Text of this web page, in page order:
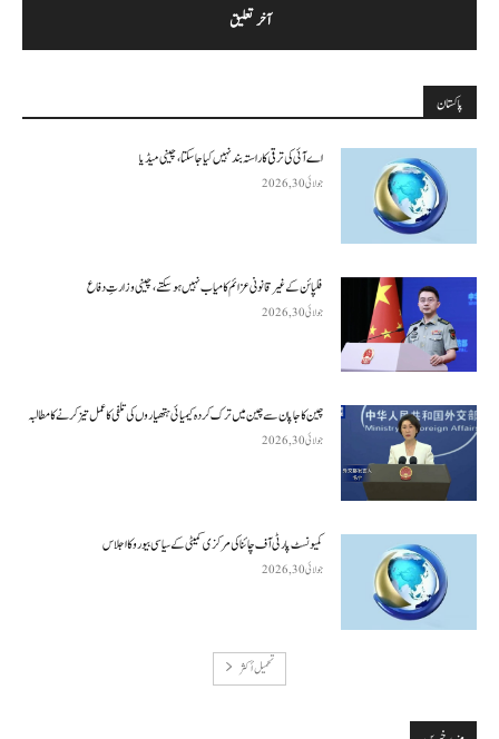
پاکستان
اے آئی کی ترقی کا راستہ بند نہیں کیا جا سکتا، چینی میڈیا
جولائی 30, 2026
فلپائن کے غیر قانونی عزائم کامیاب نہیں ہو سکتے ، چینی وزارتِ دفاع
جولائی 30, 2026
چین کا جاپان سے چین میں ترک کردہ کیمیائی ہتھیاروں کی تلفی کا عمل تیز کرنے کا مطالبہ
جولائی 30, 2026
کمیونسٹ پارٹی آف چائنا کی مرکزی کمیٹی کے سیاسی بیورو کا اجلاس
جولائی 30, 2026
تحميل أكثر